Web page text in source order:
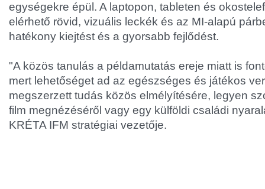
egységekre épül. A laptopon, tableten és
elérhető rövid, vizuális leckék és az MI-alapú
hatékony kiejtést és a gyorsabb fejlődést.
"A közös tanulás a példamutatás ereje miatt is
mert lehetőséget ad az egészséges és játékos
megszerzett tudás közös elmélyítésére, legyen
film megnézéséről vagy egy külföldi családi
KRÉTA IFM stratégiai vezetője.